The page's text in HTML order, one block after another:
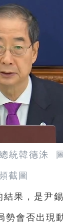
統韓德洙
截圖
果，是尹
會否出現